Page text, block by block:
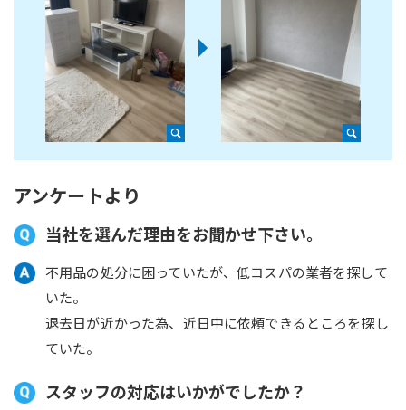
アンケートより
当社を選んだ理由をお聞かせ下さい。
不用品の処分に困っていたが、低コスパの業者を探して
いた。
退去日が近かった為、近日中に依頼できるところを探し
ていた。
スタッフの対応はいかがでしたか？